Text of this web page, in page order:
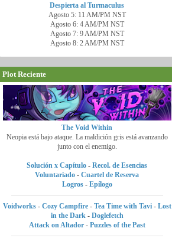
Despierta al Turmaculus
Agosto 5: 11 AM/PM NST
Agosto 6: 4 AM/PM NST
Agosto 7: 9 AM/PM NST
Agosto 8: 2 AM/PM NST
Plot Reciente
The Void Within
Neopia está bajo ataque. La maldición gris está avanzando
junto con el enemigo.
Solución x Capítulo -Recol. de Esencias
Voluntariado -Cuartel de Reserva
Logros- Epílogo
Voidworks- Cozy Campfire - Tea Time with Tavi- Lost
in the Dark - Doglefetch
Attack on Altador- Puzzles of the Past